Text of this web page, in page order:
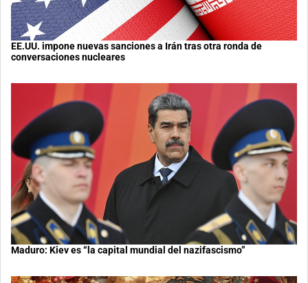
EE.UU. impone nuevas sanciones a Irán tras otra ronda de
conversaciones nucleares
Maduro: Kiev es “la capital mundial del nazifascismo”